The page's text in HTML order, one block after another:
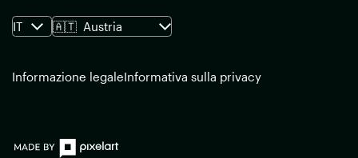
IT 🇦🇹 Austria
Informazione legaleInformativa sulla privacy